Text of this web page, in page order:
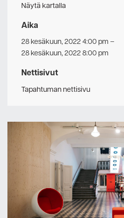
Näytä kartalla
Aika
28 kesäkuun, 2022 4:00 pm –
28 kesäkuun, 2022 8:00 pm
Nettisivut
Tapahtuman nettisivu